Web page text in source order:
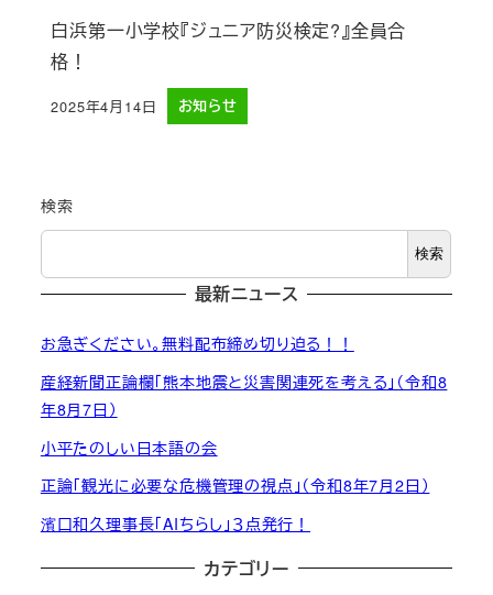
白浜第一小学校『ジュニア防災検定?』全員合
格！
投稿日
2025年4月14日 お知らせ
検索
検索
最新ニュース
お急ぎください。無料配布締め切り迫る！！
産経新聞正論欄「熊本地震と災害関連死を考える」（令和8
年8月7日）
小平たのしい日本語の会
正論「観光に必要な危機管理の視点」（令和8年7月2日）
濱口和久理事長「AIちらし」３点発行！
カテゴリー